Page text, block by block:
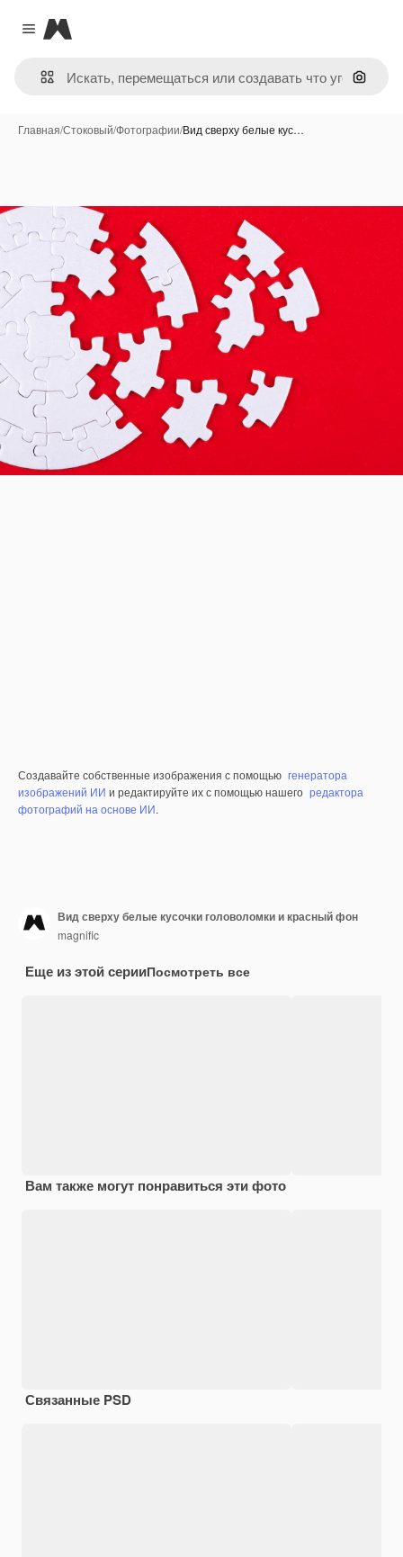
Close menu
Magnific
Поиск
Главная/Стоковый/Фотографии/Вид сверху белые кус…
Создавайте собственные изображения с помощью генератора
изображений ИИ и редактируйте их с помощью нашего редактора
фотографий на основе ИИ.
Вид сверху белые кусочки головоломки и красный фон
magnific
Еще из этой серииПосмотреть все
Вам также могут понравиться эти фото
Связанные PSD